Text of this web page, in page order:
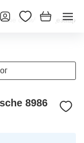
очки
8986